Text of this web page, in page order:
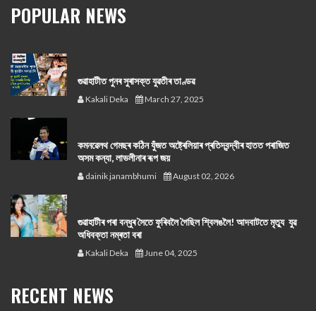
POPULAR NEWS
গুৱাহাটীত পুনৰ সুৰাসক্ত যুৱতীৰ তাণ্ডৱ
Kakali Deka March 27, 2025
কমনৱেলথ গেমছৰ কঠিন যুঁজত অষ্ট্ৰেলিয়াৰ প্ৰতিদ্বন্দ্বীৰ হাতত পৰাজিত
অসম কন্যা, লাভলীনাৰ ৰূপ জয়
dainik janambhumi August 02, 2026
গুৱাহাটীৰ পৰা বন্ধুৰ সৈতে ফুৰিবলৈ গৈছিল শ্বিলঙলৈ! আদবাটতে মৃত্যু যুৱ
অধিবক্তা নম্ৰতা বৰা
Kakali Deka June 04, 2025
RECENT NEWS